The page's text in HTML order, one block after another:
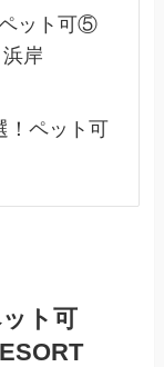
ット可⑤
岸
！ペット可
ト可